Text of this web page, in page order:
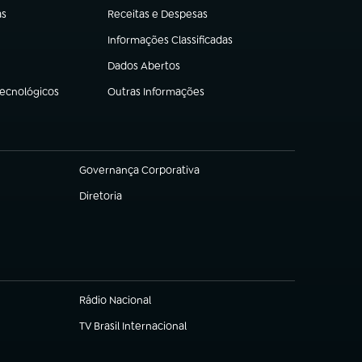
Receitas e Despesas
(abre em nova aba)
Informações Classificadas
(abre em nova aba)
Dados Abertos
(abre em nova aba)
Outras Informações
(abre em nova aba)
Governança Corporativa
(abre em nova aba)
Diretoria
(abre em nova aba)
Rádio Nacional
TV Brasil Internacional
(abre em nova aba)